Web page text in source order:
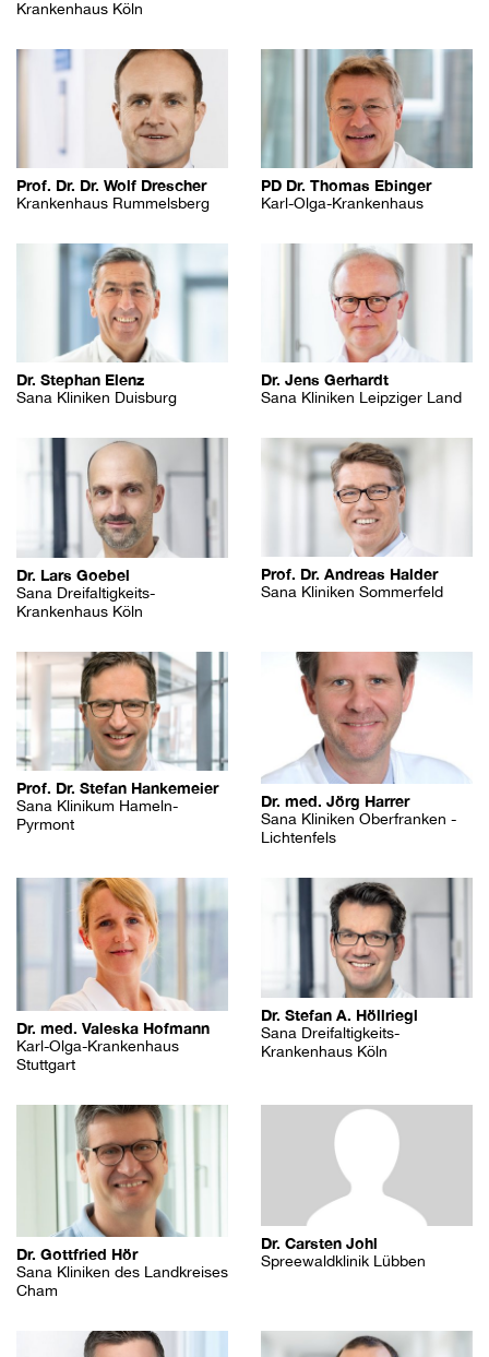
Krankenhaus Köln
Prof. Dr. Dr. Wolf Drescher
Krankenhaus Rummelsberg
PD Dr. Thomas Ebinger
Karl-Olga-Krankenhaus
Dr. Stephan Elenz
Sana Kliniken Duisburg
Dr. Jens Gerhardt
Sana Kliniken Leipziger Land
Dr. Lars Goebel
Sana Dreifaltigkeits-
Krankenhaus Köln
Prof. Dr. Andreas Halder
Sana Kliniken Sommerfeld
Prof. Dr. Stefan Hankemeier
Sana Klinikum Hameln-
Pyrmont
Dr. med. Jörg Harrer
Sana Kliniken Oberfranken -
Lichtenfels
Dr. med. Valeska Hofmann
Karl-Olga-Krankenhaus
Stuttgart
Dr. Stefan A. Höllriegl
Sana Dreifaltigkeits-
Krankenhaus Köln
Dr. Gottfried Hör
Sana Kliniken des Landkreises
Cham
Dr. Carsten Johl
Spreewaldklinik Lübben